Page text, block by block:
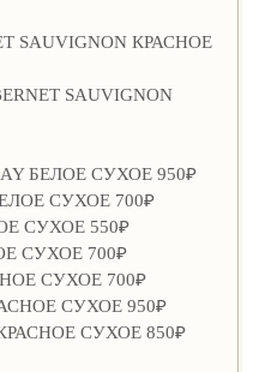
SAUVIGNON КРАСНОЕ
SAUVIGNON
БЕЛОЕ СУХОЕ 950₽
СУХОЕ 700₽
СУХОЕ 550₽
СУХОЕ 700₽
СУХОЕ 700₽
СУХОЕ 950₽
СУХОЕ 850₽